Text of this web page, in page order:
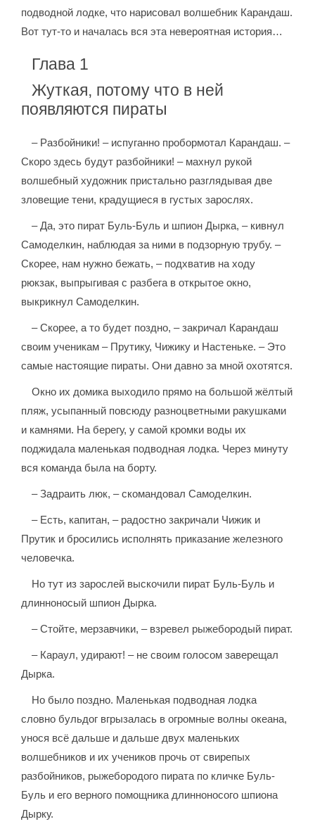
подводной лодке, что нарисовал волшебник Карандаш.
Вот тут-то и началась вся эта невероятная история…
Глава 1
Жуткая, потому что в ней
появляются пираты
– Разбойники! – испуганно пробормотал Карандаш. –
Скоро здесь будут разбойники! – махнул рукой
волшебный художник пристально разглядывая две
зловещие тени, крадущиеся в густых зарослях.
– Да, это пират Буль-Буль и шпион Дырка, – кивнул
Самоделкин, наблюдая за ними в подзорную трубу. –
Скорее, нам нужно бежать, – подхватив на ходу
рюкзак, выпрыгивая с разбега в открытое окно,
выкрикнул Самоделкин.
– Скорее, а то будет поздно, – закричал Карандаш
своим ученикам – Прутику, Чижику и Настеньке. – Это
самые настоящие пираты. Они давно за мной охотятся.
Окно их домика выходило прямо на большой жёлтый
пляж, усыпанный повсюду разноцветными ракушками
и камнями. На берегу, у самой кромки воды их
поджидала маленькая подводная лодка. Через минуту
вся команда была на борту.
– Задраить люк, – скомандовал Самоделкин.
– Есть, капитан, – радостно закричали Чижик и
Прутик и бросились исполнять приказание железного
человечка.
Но тут из зарослей выскочили пират Буль-Буль и
длинноносый шпион Дырка.
– Стойте, мерзавчики, – взревел рыжебородый пират.
– Караул, удирают! – не своим голосом заверещал
Дырка.
Но было поздно. Маленькая подводная лодка
словно бульдог вгрызалась в огромные волны океана,
унося всё дальше и дальше двух маленьких
волшебников и их учеников прочь от свирепых
разбойников, рыжебородого пирата по кличке Буль-
Буль и его верного помощника длинноносого шпиона
Дырку.